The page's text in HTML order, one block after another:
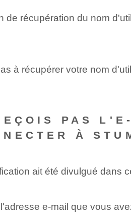
de récupération du nom
à récupérer votre nom
PAS
À
ait été divulgué dans
e-mail que vous